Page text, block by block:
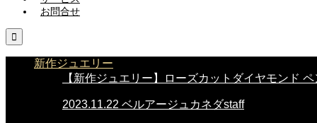
お問合せ

新作ジュエリー
【新作ジュエリー】ローズカットダイヤモンド
2023.11.22 ベルアージュカネダstaff